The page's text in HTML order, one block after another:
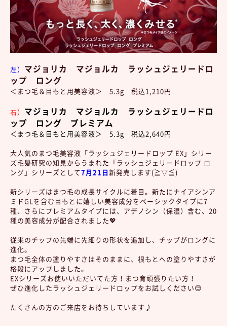
左） マジョリカ マジョルカ ラッシュジェリードロ
ップ ロング
＜まつ毛＆目もと用美容液＞ 5.3g 税込1,210円
右） マジョリカ マジョルカ ラッシュジェリードロ
ップ ロング プレミアム
＜まつ毛＆目もと用美容液＞ 5.3g 税込2,640円
大人気のまつ毛美容液「ラッシュジェリードロップ EX」シリー
ズ毛髪研究の知見からうまれた「ラッシュジェリードロップ ロ
ング」シリーズとして7月21日新発売します(≧▽≦)
新シリーズはまつ毛の成長サイクルに着目。新たにナイアシンア
ミドGLを含む目もとに嬉しい美容成分をベーシックタイプに7
種、さらにプレミアムタイプには、アデノシン（保湿）含む、20
種の美容成分が配合されました💖
従来のチップの先端に先細りの形状を追加し、チップがロングに
進化。
まつ毛全体の塗りやすさはそのままに、根もとへの塗りやすさが
格段にアップしました。
EXシリーズお使いいただいてた方！まつ育頑張りたい方！
ぜひ進化したラッシュジェリードロップをお試しください😊
たくさんの方のご来店をお待ちしています♪